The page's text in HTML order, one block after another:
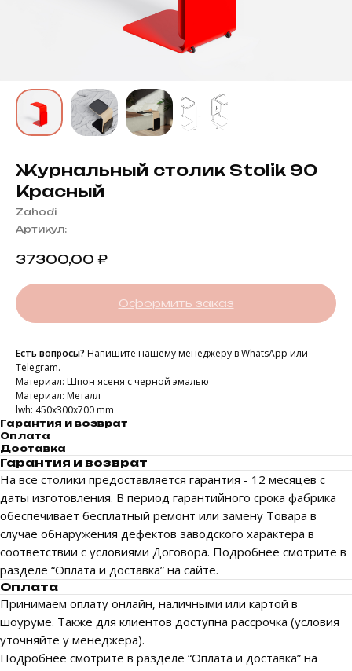
Журнальный столик Stolik 90
Красный
Zahodi
Артикул:
37300,00 ₽
Оформить заказ
Есть вопросы? Напишите нашему менеджеру в WhatsApp или
Telegram.
Материал: Шпон ясеня с черной эмалью
Материал: Металл
lwh: 450x300x700 mm
Гарантия и возврат
Оплата
Доставка
Гарантия и возврат
На все столики предоставляется гарантия - 12 месяцев с
даты изготовления. В период гарантийного срока фабрика
обеспечивает бесплатный ремонт или замену Товара в
случае обнаружения дефектов заводского характера в
соответствии с условиями Договора. Подробнее смотрите в
разделе “Оплата и доставка” на сайте.
Оплата
Принимаем оплату онлайн, наличными или картой в
шоуруме. Также для клиентов доступна рассрочка (условия
уточняйте у менеджера).
Подробнее смотрите в разделе “Оплата и доставка” на